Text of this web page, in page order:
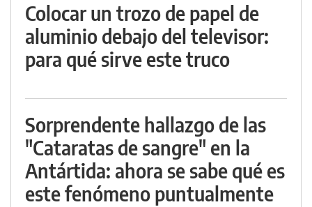
Colocar un trozo de papel de
aluminio debajo del televisor:
para qué sirve este truco
Sorprendente hallazgo de las
"Cataratas de sangre" en la
Antártida: ahora se sabe qué es
este fenómeno puntualmente